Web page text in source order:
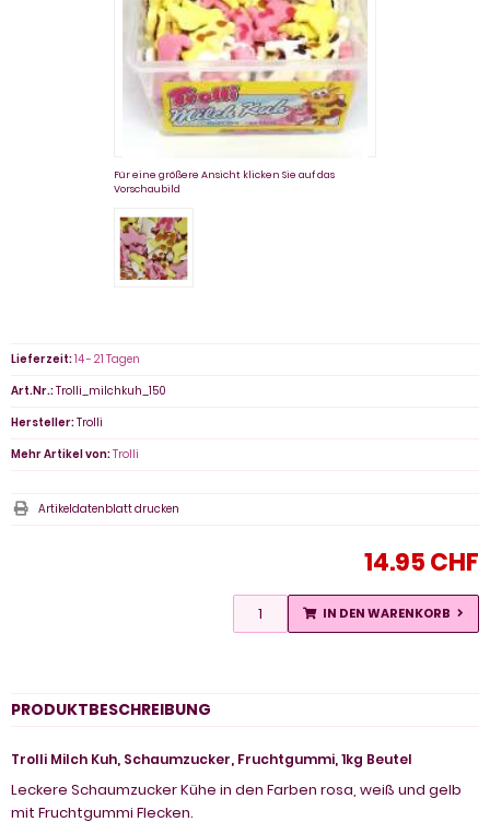
Für eine größere Ansicht klicken Sie auf das
Vorschaubild
14.95 CHF
IN DEN WARENKORB
Lieferzeit:14 - 21 Tagen
Art.Nr.:Trolli_milchkuh_150
Hersteller:Trolli
Mehr Artikel von:Trolli
Artikeldatenblatt drucken
PRODUKTBESCHREIBUNG
Trolli Milch Kuh, Schaumzucker, Fruchtgummi, 1kg Beutel
Leckere Schaumzucker Kühe in den Farben rosa, weiß und gelb
mit Fruchtgummi Flecken.